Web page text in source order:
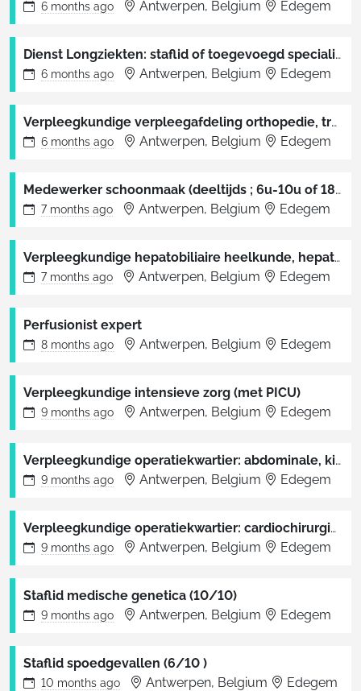
6 months ago Antwerpen, Belgium Edegem
Dienst Longziekten: staflid of toegevoegd specialist (0,5-1 FTE) niet-invasieve beademing (NIV)
6 months ago Antwerpen, Belgium Edegem
Verpleegkundige verpleegafdeling orthopedie, traumatologie, NKO en MKA
6 months ago Antwerpen, Belgium Edegem
Medewerker schoonmaak (deeltijds ; 6u-10u of 18u-22u)
7 months ago Antwerpen, Belgium Edegem
Verpleegkundige hepatobiliaire heelkunde, hepatologie en nefrologie
7 months ago Antwerpen, Belgium Edegem
Perfusionist expert
8 months ago Antwerpen, Belgium Edegem
Verpleegkundige intensieve zorg (met PICU)
9 months ago Antwerpen, Belgium Edegem
Verpleegkundige operatiekwartier: abdominale, kinder-, plastische heelkunde e.a.
9 months ago Antwerpen, Belgium Edegem
Verpleegkundige operatiekwartier: cardiochirurgie, vasculaire heelkunde en thoraxheelkunde
9 months ago Antwerpen, Belgium Edegem
Staflid medische genetica (10/10)
9 months ago Antwerpen, Belgium Edegem
Staflid spoedgevallen (6/10 )
10 months ago Antwerpen, Belgium Edegem